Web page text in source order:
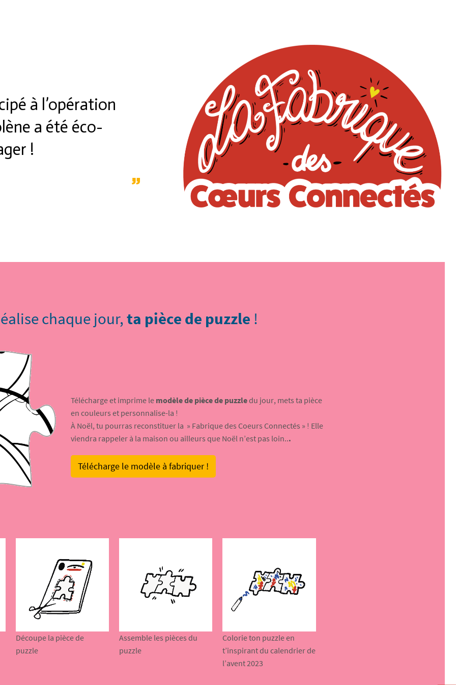
à l’opération
a été éco-
!
chaque jour,ta pièce de puzzle !
Télécharge et imprime le modèle de pièce de puzzledu jour, mets ta pièce
en couleurs et personnalise-la !
À Noël, tu pourras reconstituer la » Fabrique des Coeurs Connectés » ! Elle
viendra rappeler à la maison ou ailleurs que Noël n’est pas loin...
Télécharge le modèle à fabriquer !
Découpe la pièce de
puzzle
Assemble les pièces du
puzzle
Colorie ton puzzle en
t’inspirant du calendrier de
l’avent 2023